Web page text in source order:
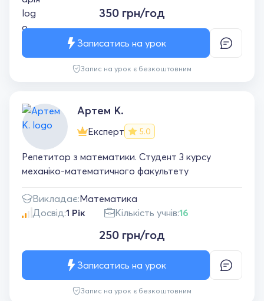
викладач завжди на зв'язку, дружня
подобається займатися з Анною, тепер
математика не викликає паніки :)
350 грн/год
Запис на урок є безкоштовним
Записатись на урок
Артем К.
Експерт 5.0
Репетитор з математики. Студент 3 курсу
механіко-математичного факультету
Викладає:Математика
Досвід:1 Рік Кількість учнів:16
250 грн/год
Запис на урок є безкоштовним
Записатись на урок